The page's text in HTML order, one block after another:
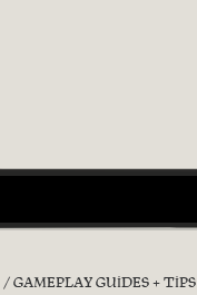
GAMEPLAY GUIDES + TIPS